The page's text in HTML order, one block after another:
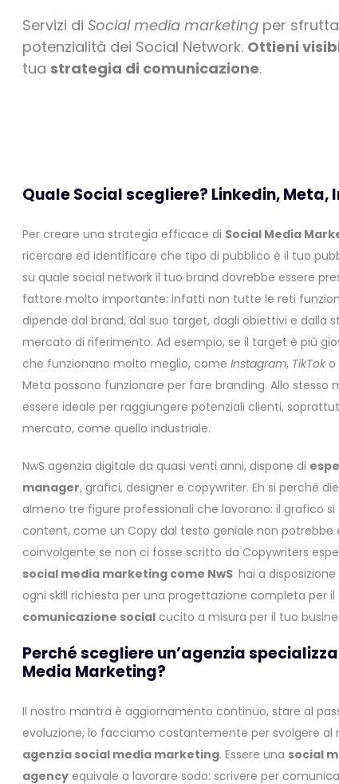
Servizi di Social media marketing per
potenzialità dei Social Network. Ottieni
tua strategia di comunicazione.
Quale Social scegliere? Linkedin, Meta,
Per creare una strategia efficace di Social Media
ricercare ed identificare che tipo di pubblico è il tuo
su quale social network il tuo brand dovrebbe essere
fattore molto importante: infatti non tutte le reti
dipende dal brand, dal suo target, dagli obiettivi e dalla
mercato di riferimento. Ad esempio, se il target è più
che funzionano molto meglio, come Instagram, TikToko
Meta possono funzionare per fare branding. Allo stesso
essere ideale per raggiungere potenziali clienti,
mercato, come quello industriale.
NwS agenzia digitale da quasi venti anni, dispone di
manager, grafici, designer e copywriter. Eh si perché
almeno tre figure professionali che lavorano: il grafico
content, come un Copy dal testo geniale non potrebbe
coinvolgente se non ci fosse scritto da Copywriters
social media marketing come NwS hai a
ogni skill richiesta per una progettazione completa per il
comunicazione social cucito a misura per il tuo
Perché scegliere un’agenzia
Media Marketing?
Il nostro mantra è aggiornamento continuo, stare al
evoluzione, lo facciamo costantemente per svolgere al
agenzia social media marketing. Essere una social
agency equivale a lavorare sodo: scrivere per